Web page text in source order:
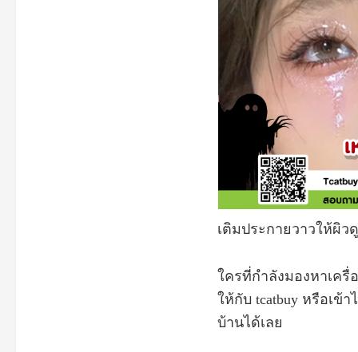
เติมประกายวาวให้ผิ
ใครที่กำลังมองหาเครื่
ให้กับ tcatbuy หรือเข้า
บ้านได้เลย